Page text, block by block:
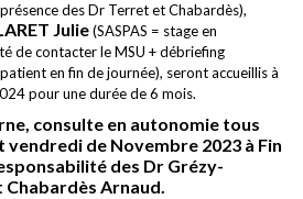
des Dr Terret et Chabardès),
Julie(SASPAS = stage en
de contacter le MSU + débriefing
en fin de journée), seront accueillis à
pour une durée de 6 mois.
consulte en autonomie tous
vendredi de Novembre 2023 à Fin
des Dr Grézy-
Chabardès Arnaud.